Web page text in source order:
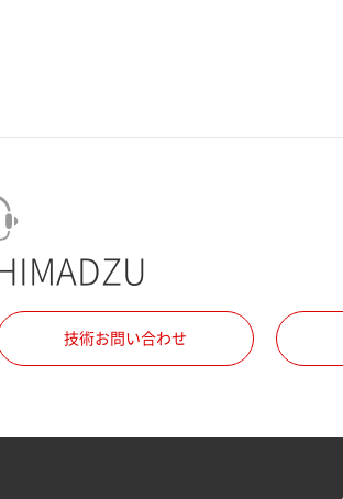
技術お問い合わせ